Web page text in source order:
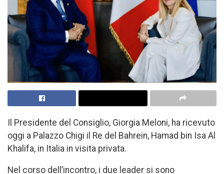
Il Presidente del Consiglio, Giorgia Meloni, ha ricevuto
oggi a Palazzo Chigi il Re del Bahrein, Hamad bin Isa Al
Khalifa, in Italia in visita privata.
Nel corso dell’incontro, i due leader si sono